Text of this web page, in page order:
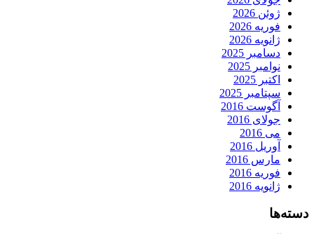
ژوئن 2026
فوریه 2026
ژانویه 2026
دسامبر 2025
نوامبر 2025
اکتبر 2025
سپتامبر 2025
آگوست 2016
جولای 2016
می 2016
آوریل 2016
مارس 2016
فوریه 2016
ژانویه 2016
دسته‌ها